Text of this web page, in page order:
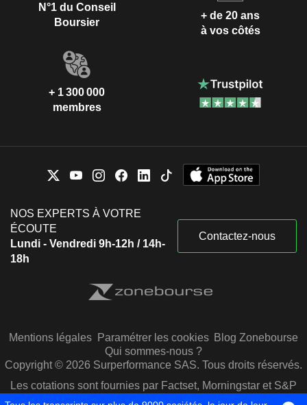
N°1 du Conseil
Boursier
+ de 20 ans
à vos côtés
+ 1 300 000
membres
NOS EXPERTS À VOTRE
ÉCOUTE
Lundi - Vendredi 9h-12h / 14h-
18h
Contactez-nous
Mentions légales Paramétrer les cookies Blog Zonebourse
Qui sommes-nous ?
Copyright © 2026 Surperformance SAS. Tous droits réservés.
Les cotations sont fournies par Factset, Morningstar et S&P
Capital IQ